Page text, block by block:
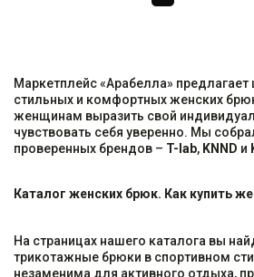
Маркетплейс «Арабелла»
стильных и комфортных женских
женщинам выразить свой
чувствовать себя уверенно. Мы
проверенных брендов – T-lab, KNND и
Каталог женских брюк. Как купить
На страницах нашего каталога вы
трикотажные брюки в спортивном
незаменима для активного отдыха,